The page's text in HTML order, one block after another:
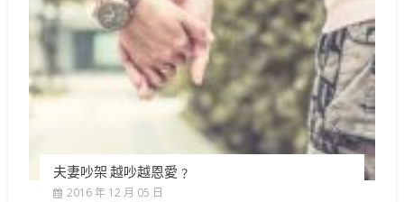
夫妻吵架 越吵越恩愛﹖
2016 年 12 月 05 日